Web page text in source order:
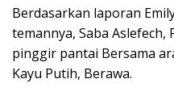
Berdasarkan laporan
temannya, Saba Aslefech,
pinggir pantai Bersama
Kayu Putih, Berawa.